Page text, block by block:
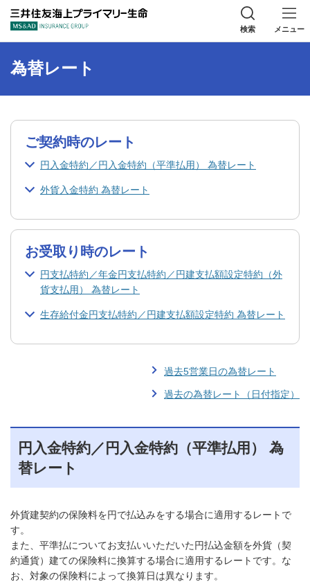
三井住友海上プ
検索 メニュー
為替レート
ご契約時のレート
円入金特約／円入金特約（平準払用） 為替レート
外貨入金特約 為替レート
お受取り時のレート
円支払特約／年金円支払特約／円建支払額設定特約（外
貨支払用） 為替レート
生存給付金円支払特約／円建支払額設定特約 為替レート
過去5営業日の為替レート
過去の為替レート（日付指定）
円入金特約／円入金特約（平準払用） 為
替レート
外貨建契約の保険料を円で払込みをする場合に適用するレートで
す。
また、平準払についてお支払いいただいた円払込金額を外貨（契
約通貨）建ての保険料に換算する場合に適用するレートです。な
お、対象の保険料によって換算日は異なります。